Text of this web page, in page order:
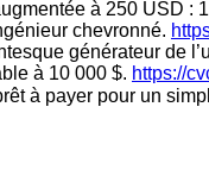
à 250 USD :
chevronné.
générateur de
à 10 000 $. https://
à payer pour un